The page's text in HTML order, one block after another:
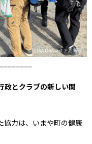
政とクラブの新しい関
力は、いまや町の健康